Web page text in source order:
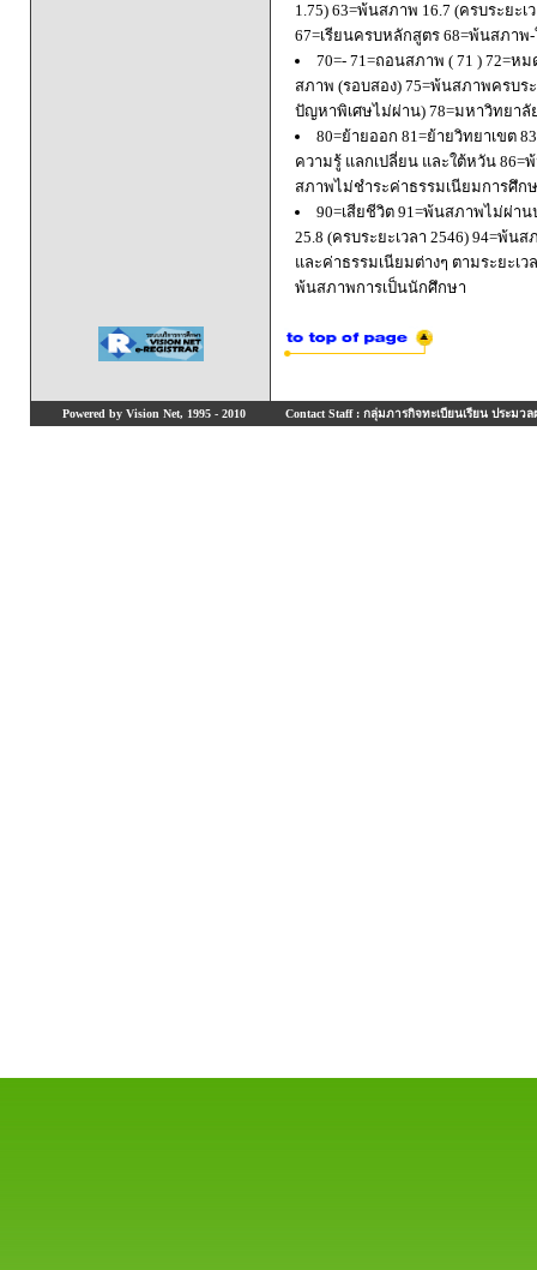
1.75) 63=พ้นสภาพ 16.7 (ครบระยะ
67=เรียนครบหลักสูตร 68=พ้นสภา
70=- 71=ถอนสภาพ ( 71 ) 72=
สภาพ (รอบสอง) 75=พ้นสภาพครบ
ปัญหาพิเศษไม่ผ่าน) 78=มหาวิทยา
80=ย้ายออก 81=ย้ายวิทยาเขต
ความรู้ แลกเปลี่ยน และใต้หวัน
สภาพไม่ชำระค่าธรรมเนียมการศึก
90=เสียชีวิต 91=พ้นสภาพไม่ผ่า
25.8 (ครบระยะเวลา 2546) 94=พ้
และค่าธรรมเนียมต่างๆ ตามระยะเ
พ้นสภาพการเป็นนักศึกษา
Powered by Vision Net, 1995 - 2010 Contact Staff : กลุ่มภารกิจทะเบียนเรียน ประมวล